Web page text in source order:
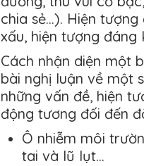
chia sẻ…). Hiện
xấu, hiện tượng đáng
Cách nhận diện một
bài nghị luận về một
những vấn đề, hiện
động tương đối đến
Ô nhiễm môi
tai và lũ lụt…